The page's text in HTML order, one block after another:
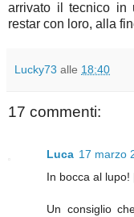
arrivato il tecnico in
restar con loro, alla
Lucky73 alle 18:40
17 commenti:
Luca 17 marzo
In bocca al
Un consiglio